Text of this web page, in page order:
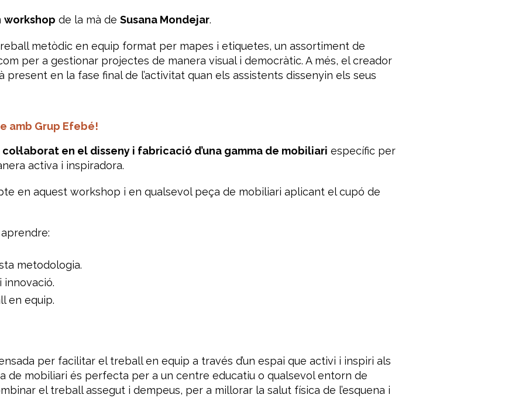
workshop de la mà de Susana Mondejar.
metòdic en equip format per mapes i etiquetes, un assortiment de
per a gestionar projectes de manera visual i democràtic. A més, el creador
present en la fase final de l’activitat quan els assistents dissenyin els seus
amb Grup Efebé!
en el disseny i fabricació d’una gamma de mobiliari específic per
activa i inspiradora.
en aquest workshop i en qualsevol peça de mobiliari aplicant el cupó de
metodologia.
innovació.
en equip.
per facilitar el treball en equip a través d’un espai que activi i inspiri als
de mobiliari és perfecta per a un centre educatiu o qualsevol entorn de
el treball assegut i dempeus, per a millorar la salut física de l’esquena i